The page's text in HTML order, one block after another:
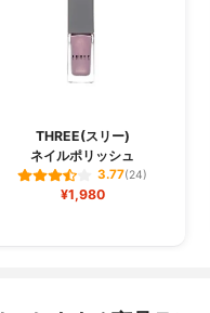
THREE(スリー)
ネイルポリッシュ
3.77(24)
¥1,980